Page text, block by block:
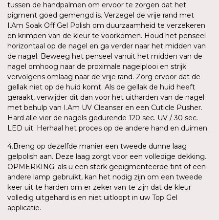
tussen de handpalmen om ervoor te zorgen dat het
pigment goed gemengd is. Verzegel de vrije rand met
I.Am Soak Off Gel Polish om duurzaamheid te verzekeren
en krimpen van de kleur te voorkomen. Houd het penseel
horizontaal op de nagel en ga verder naar het midden van
de nagel. Beweeg het penseel vanuit het midden van de
nagel omhoog naar de proximale nagelplooi en strijk
vervolgens omlaag naar de vrije rand. Zorg ervoor dat de
gellak niet op de huid komt. Als de gellak de huid heeft
geraakt, verwijder dit dan voor het uitharden van de nagel
met behulp van I.Am UV Cleanser en een Cuticle Pusher.
Hard alle vier de nagels gedurende 120 sec. UV / 30 sec.
LED uit. Herhaal het proces op de andere hand en duimen.
4.Breng op dezelfde manier een tweede dunne laag
gelpolish aan. Deze laag zorgt voor een volledige dekking.
OPMERKING: als u een sterk gepigmenteerde tint of een
andere lamp gebruikt, kan het nodig zijn om een tweede
keer uit te harden om er zeker van te zijn dat de kleur
volledig uitgehard is en niet uitloopt in uw Top Gel
applicatie.